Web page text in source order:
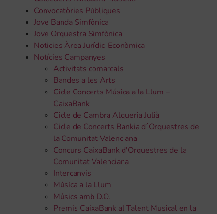
Convocatòries Públiques
Jove Banda Simfònica
Jove Orquestra Simfònica
Noticies Àrea Jurídic-Econòmica
Notícies Campanyes
Activitats comarcals
Bandes a les Arts
Cicle Concerts Música a la Llum –
CaixaBank
Cicle de Cambra Alqueria Julià
Cicle de Concerts Bankia d´Orquestres de
la Comunitat Valenciana
Concurs CaixaBank d'Orquestres de la
Comunitat Valenciana
Intercanvis
Música a la Llum
Músics amb D.O.
Premis CaixaBank al Talent Musical en la